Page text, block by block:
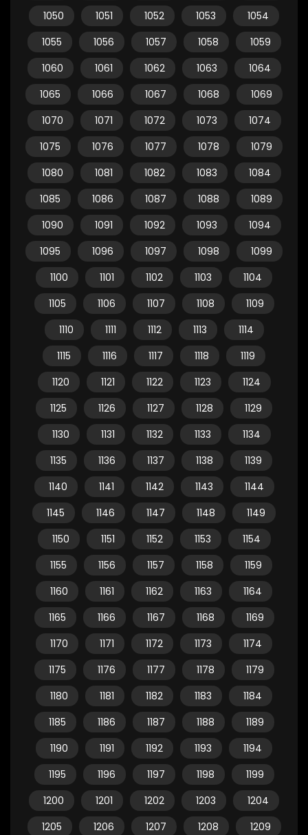
1050
1051 1052 1053
1054
1055
1056 1057 1058
1059
1060
1061 1062 1063
1064
1065
1066 1067 1068
1069
1070
1071 1072 1073
1074
1075
1076 1077 1078
1079
1080
1081 1082 1083
1084
1085
1086 1087 1088
1089
1090
1091 1092 1093
1094
1095
1096 1097 1098
1099
1100
1101 1102 1103
1104
1105
1106 1107 1108
1109
1110
1111 1112 1113
1114
1115
1116 1117 1118
1119
1120
1121 1122 1123
1124
1125
1126 1127 1128
1129
1130
1131 1132 1133
1134
1135
1136 1137 1138
1139
1140
1141 1142 1143
1144
1145
1146 1147 1148
1149
1150
1151 1152 1153
1154
1155
1156 1157 1158
1159
1160
1161 1162 1163
1164
1165
1166 1167 1168
1169
1170
1171 1172 1173
1174
1175
1176 1177 1178
1179
1180
1181 1182 1183
1184
1185
1186 1187 1188
1189
1190
1191 1192 1193
1194
1195
1196 1197 1198
1199
1200
1201 1202 1203
1204
1205
1206 1207 1208
1209